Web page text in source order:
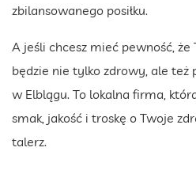
zbilansowanego posiłku.
A jeśli chcesz mieć pewność,
będzie nie tylko zdrowy, ale też
w Elblągu. To lokalna firma,
smak, jakość i troskę o Twoje
talerz.